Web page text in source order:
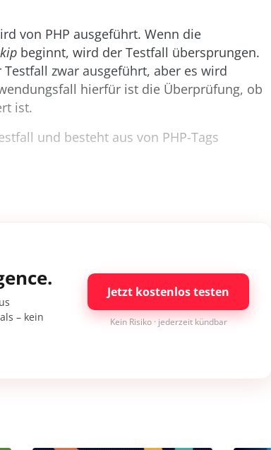
von PHP ausgeführt. Wenn die
beginnt, wird der Testfall übersprungen.
Testfall zwar ausgeführt, aber es wird
hierfür ist die Überprüfung, ob
ist.
und besteht aus von PHP-Tags
– kein
Jetzt kostenlos testen
Kein Risiko · jederzeit kündbar